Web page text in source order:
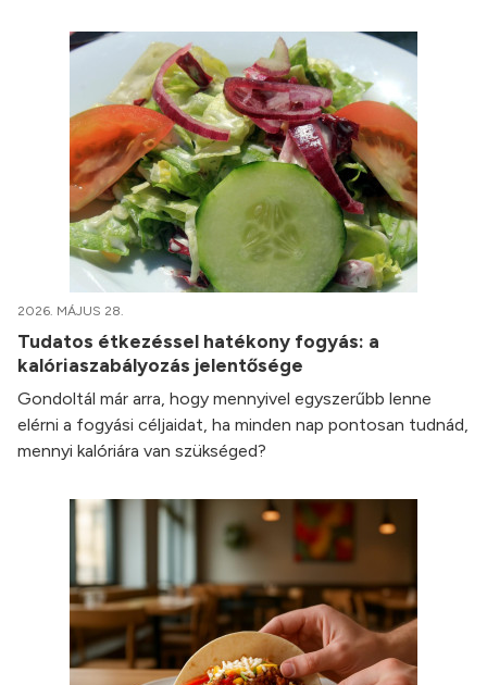
2026. MÁJUS 28.
Tudatos étkezéssel hatékony fogyás: a
kalóriaszabályozás jelentősége
Gondoltál már arra, hogy mennyivel egyszerűbb lenne
elérni a fogyási céljaidat, ha minden nap pontosan tudnád,
mennyi kalóriára van szükséged?